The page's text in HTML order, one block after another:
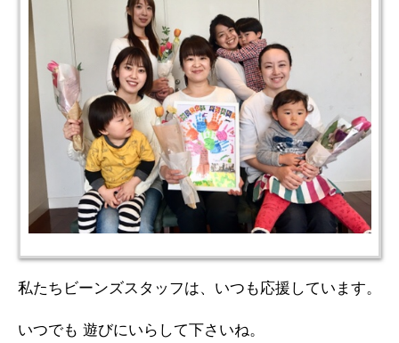
私たちビーンズスタッフは、いつも応援しています。
いつでも 遊びにいらして下さいね。